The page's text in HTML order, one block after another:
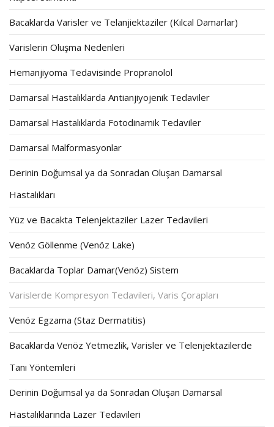
Bacaklarda Varisler ve Telanjiektaziler (Kılcal Damarlar)
Varislerin Oluşma Nedenleri
Hemanjiyoma Tedavisinde Propranolol
Damarsal Hastalıklarda Antianjiyojenik Tedaviler
Damarsal Hastalıklarda Fotodinamik Tedaviler
Damarsal Malformasyonlar
Derinin Doğumsal ya da Sonradan Oluşan Damarsal
Hastalıkları
Yüz ve Bacakta Telenjektaziler Lazer Tedavileri
Venöz Göllenme (Venöz Lake)
Bacaklarda Toplar Damar(Venöz) Sistem
Varislerde Kompresyon Tedavileri, Varis Çorapları
Venöz Egzama (Staz Dermatitis)
Bacaklarda Venöz Yetmezlik, Varisler ve Telenjektazilerde
Tanı Yöntemleri
Derinin Doğumsal ya da Sonradan Oluşan Damarsal
Hastalıklarında Lazer Tedavileri